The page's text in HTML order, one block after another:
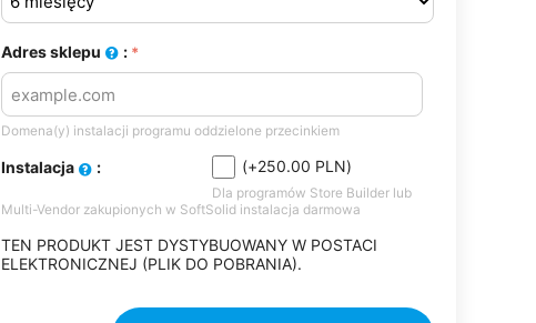
Adres sklepu :
Domena(y) instalacji programu oddzielone przecinkiem
Instalacja : (+250.00 PLN)
Dla programów Store Builder lub
Multi-Vendor zakupionych w SoftSolid instalacja darmowa
TEN PRODUKT JEST DYSTYBUOWANY W POSTACI
ELEKTRONICZNEJ (PLIK DO POBRANIA).